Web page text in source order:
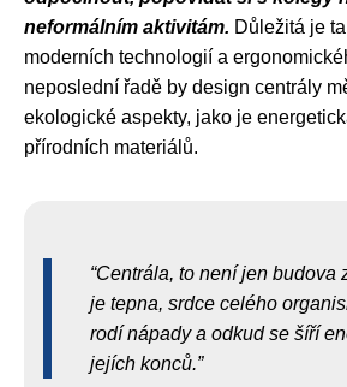
neformálním aktivitám. Důležitá je
moderních technologií a
neposlední řadě by design centrály
ekologické aspekty, jako je
přírodních materiálů.
Centrála, to není jen budova
je tepna, srdce celého
rodí nápady a odkud se šíří
jejích konců.